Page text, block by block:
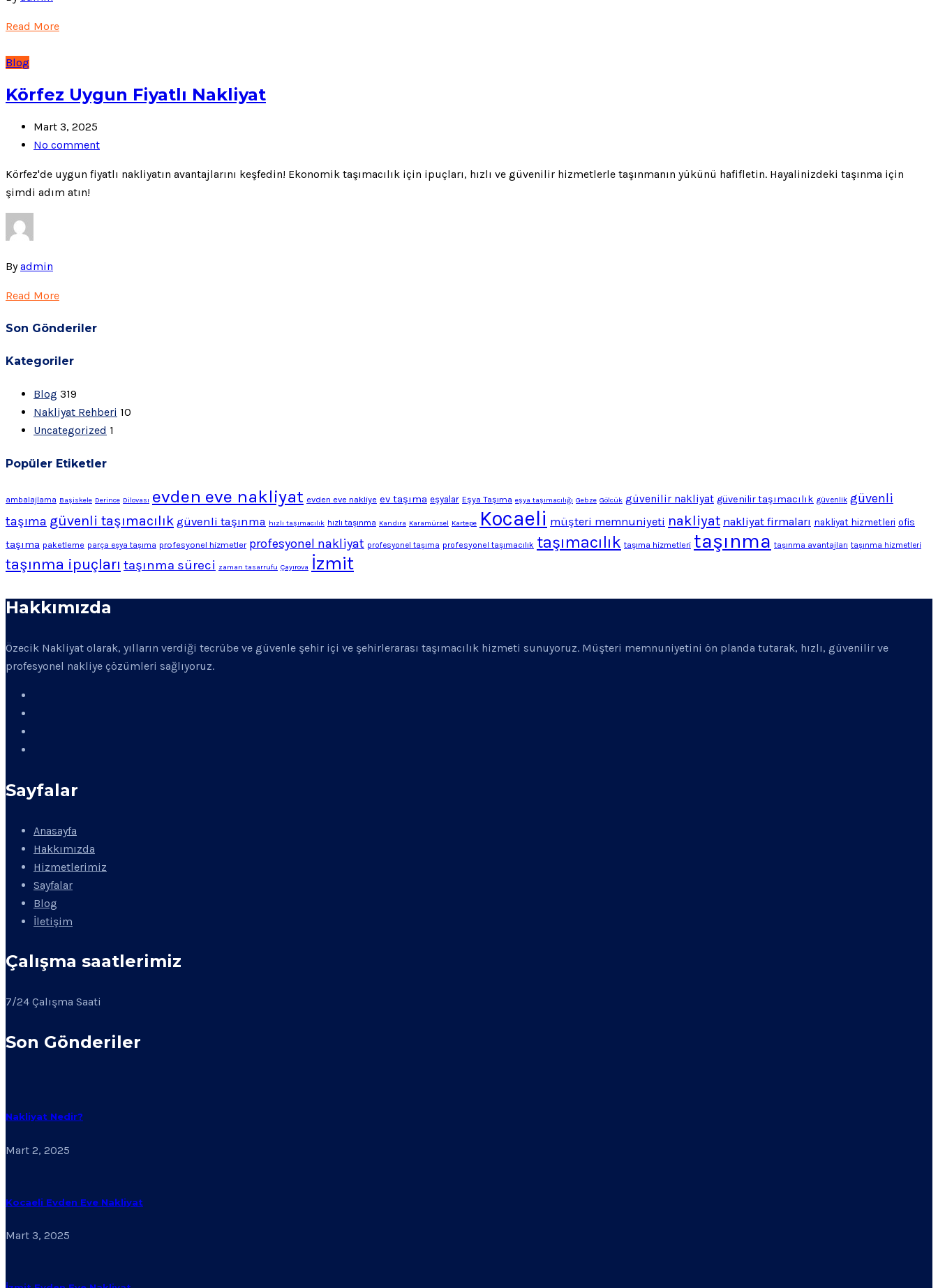
Read More
Blog
Körfez Uygun Fiyatlı Nakliyat
Mart 3, 2025
No comment
Körfez'de uygun fiyatlı nakliyatın avantajlarını keşfedin! Ekonomik taşımacılık için ipuçları, hızlı ve güvenilir hizmetlerle taşınmanın yükünü hafifletin. Hayalinizdeki taşınma için
şimdi adım atın!
Byadmin
Read More
Son Gönderiler
Kategoriler
Blog 319
Nakliyat Rehberi 10
Uncategorized 1
Popüler Etiketler
ambalajlama Başiskele Derince Dilovası evden eve nakliyat evden eve nakliye ev taşıma eşyalar Eşya Taşıma eşya taşımacılığı Gebze Gölcük güvenilir nakliyat güvenilir taşımacılık güvenlik güvenli
taşıma güvenli taşımacılık güvenli taşınma hızlı taşımacılık hızlı taşınma Kandıra Karamürsel Kartepe Kocaeli müşteri memnuniyeti nakliyat nakliyat firmaları nakliyat hizmetleri ofis
taşıma paketleme parça eşya taşıma profesyonel hizmetler profesyonel nakliyat profesyonel taşıma profesyonel taşımacılık taşımacılık taşıma hizmetleri taşınma taşınma avantajları taşınma hizmetleri
taşınma ipuçları taşınma süreci zaman tasarrufu Çayırova İzmit
Hakkımızda
Özecik Nakliyat olarak, yılların verdiği tecrübe ve güvenle şehir içi ve şehirlerarası taşımacılık hizmeti sunuyoruz. Müşteri memnuniyetini ön planda tutarak, hızlı, güvenilir ve
profesyonel nakliye çözümleri sağlıyoruz.
Sayfalar
Anasayfa
Hakkımızda
Hizmetlerimiz
Sayfalar
Blog
İletişim
Çalışma saatlerimiz
7/24 Çalışma Saati
Son Gönderiler
Nakliyat Nedir?
Mart 2, 2025
Kocaeli Evden Eve Nakliyat
Mart 3, 2025